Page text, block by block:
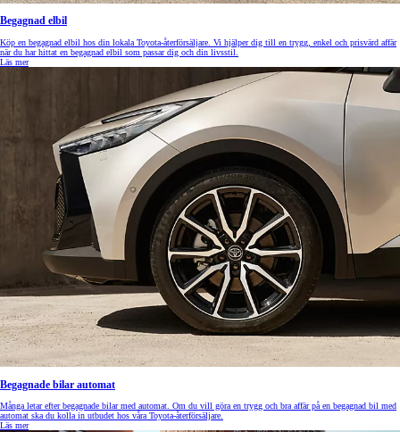
Begagnad elbil
Köp en begagnad elbil hos din lokala Toyota-återförsäljare. Vi hjälper dig till en trygg, enkel och prisvärd affär
när du har hittat en begagnad elbil som passar dig och din livsstil.
Läs mer
Begagnade bilar automat
Många letar efter begagnade bilar med automat. Om du vill göra en trygg och bra affär på en begagnad bil med
automat ska du kolla in utbudet hos våra Toyota-återförsäljare.
Läs mer